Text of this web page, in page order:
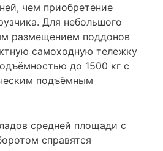
чем приобретение
Для небольшого
размещением поддонов
самоходную тележку
до 1500 кг с
подъёмным
средней площади с
справятся